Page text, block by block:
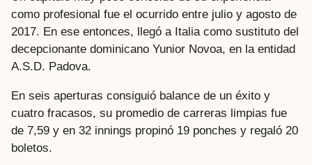
como profesional fue el ocurrido entre julio y agosto de
2017. En ese entonces, llegó a Italia como sustituto del
decepcionante dominicano Yunior Novoa, en la entidad
A.S.D. Padova.
En seis aperturas consiguió balance de un éxito y
cuatro fracasos, su promedio de carreras limpias fue
de 7,59 y en 32 innings propinó 19 ponches y regaló 20
boletos.